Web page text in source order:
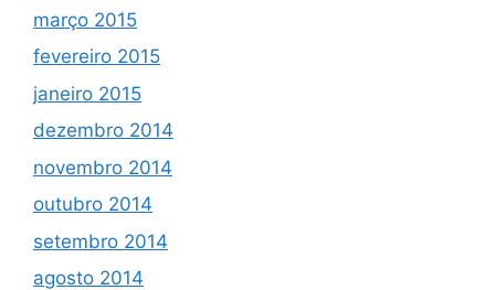
março 2015
fevereiro 2015
janeiro 2015
dezembro 2014
novembro 2014
outubro 2014
setembro 2014
agosto 2014